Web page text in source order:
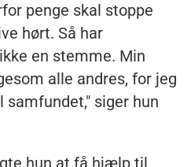
penge skal stoppe
hørt. Så har
en stemme. Min
alle andres, for jeg
siger hun